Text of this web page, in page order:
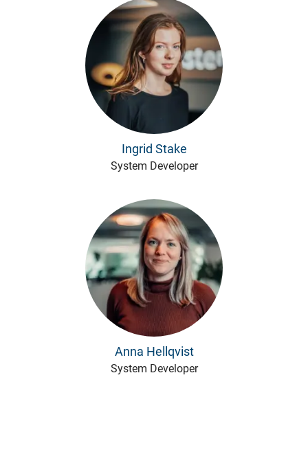
Ingrid Stake
System Developer
Anna Hellqvist
System Developer